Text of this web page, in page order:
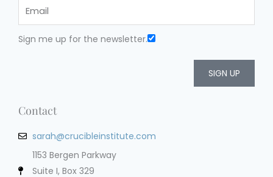
Sign me up for the newsletter.
SIGN UP
Contact
sarah@crucibleinstitute.com
1153 Bergen Parkway
Suite I, Box 329